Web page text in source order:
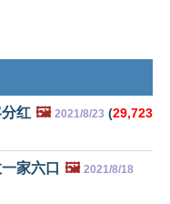
红 🖼️ 2021/8/23 (29,723
家六口 🖼️ 2021/8/18